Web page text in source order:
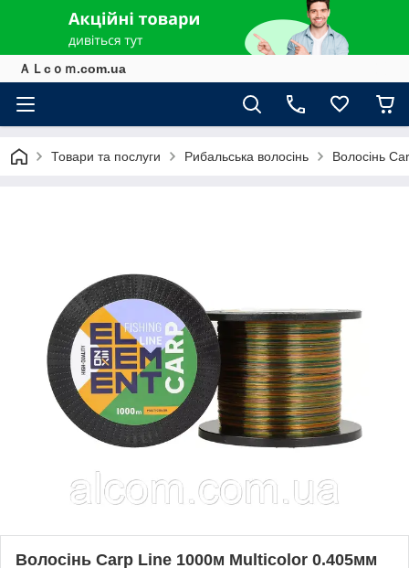
ＡＬcｏｍ.com.ua
Товари та послуги Рибальська волосінь Волосiнь
Волосiнь Carp Line 1000м Multicolor 0.405мм